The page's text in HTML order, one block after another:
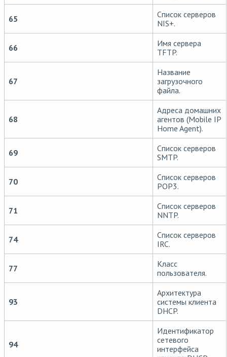
65
Список серверов
NIS+.
66
Имя сервера
TFTP.
67
Название
загрузочного
файла.
68
Адреса домашних
агентов (Mobile IP
Home Agent).
69
Список серверов
SMTP.
70
Список серверов
POP3.
71
Список серверов
NNTP.
74
Список серверов
IRC.
77
Класс
пользователя.
93
Архитектура
системы клиента
DHCP.
94
Идентификатор
сетевого
интерфейса